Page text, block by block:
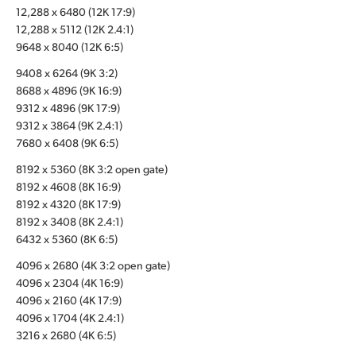
UAE
Ukraine
United Kingdom
United States
12,288 x 6480 (12K 17:9)
12,288 x 5112 (12K 2.4:1)
9648 x 8040 (12K 6:5)
9408 x 6264 (9K 3:2)
8688 x 4896 (9K 16:9)
9312 x 4896 (9K 17:9)
9312 x 3864 (9K 2.4:1)
7680 x 6408 (9K 6:5)
8192 x 5360 (8K 3:2 open gate)
8192 x 4608 (8K 16:9)
8192 x 4320 (8K 17:9)
8192 x 3408 (8K 2.4:1)
6432 x 5360 (8K 6:5)
4096 x 2680 (4K 3:2 open gate)
4096 x 2304 (4K 16:9)
4096 x 2160 (4K 17:9)
4096 x 1704 (4K 2.4:1)
3216 x 2680 (4K 6:5)